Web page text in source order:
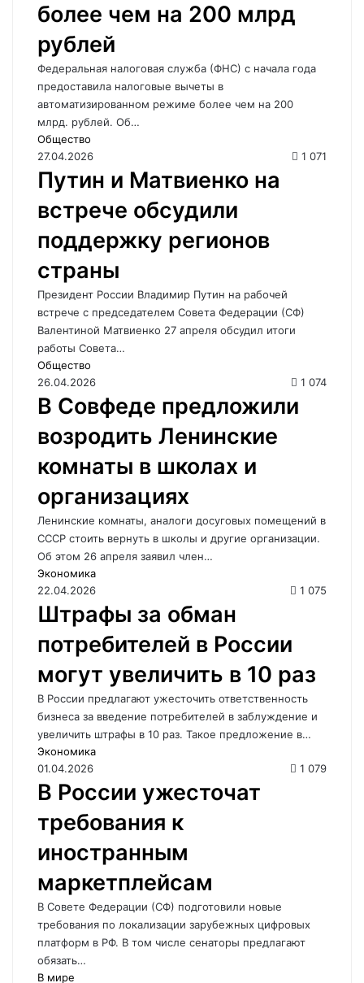
более чем на 200 млрд
рублей
Федеральная налоговая служба (ФНС) с начала года
предоставила налоговые вычеты в
автоматизированном режиме более чем на 200
млрд. рублей. Об…
Общество
27.04.2026
1 071
Путин и Матвиенко на
встрече обсудили
поддержку регионов
страны
Президент России Владимир Путин на рабочей
встрече с председателем Совета Федерации (СФ)
Валентиной Матвиенко 27 апреля обсудил итоги
работы Совета…
Общество
26.04.2026
1 074
В Совфеде предложили
возродить Ленинские
комнаты в школах и
организациях
Ленинские комнаты, аналоги досуговых помещений в
СССР стоить вернуть в школы и другие организации.
Об этом 26 апреля заявил член…
Экономика
22.04.2026
1 075
Штрафы за обман
потребителей в России
могут увеличить в 10 раз
В России предлагают ужесточить ответственность
бизнеса за введение потребителей в заблуждение и
увеличить штрафы в 10 раз. Такое предложение в…
Экономика
01.04.2026
1 079
В России ужесточат
требования к
иностранным
маркетплейсам
В Совете Федерации (СФ) подготовили новые
требования по локализации зарубежных цифровых
платформ в РФ. В том числе сенаторы предлагают
обязать…
В мире